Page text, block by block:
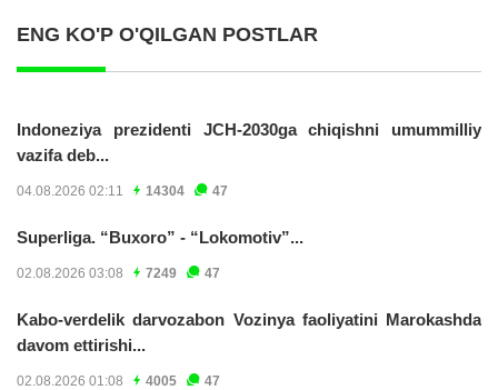
ENG KO'P O'QILGAN POSTLAR
Indoneziya prezidenti JCH-2030ga chiqishni umummilliy
vazifa deb...
04.08.2026 02:11 14304 47
Superliga. “Buxoro” - “Lokomotiv”...
02.08.2026 03:08 7249 47
Kabo-verdelik darvozabon Vozinya faoliyatini Marokashda
davom ettirishi...
02.08.2026 01:08 4005 47